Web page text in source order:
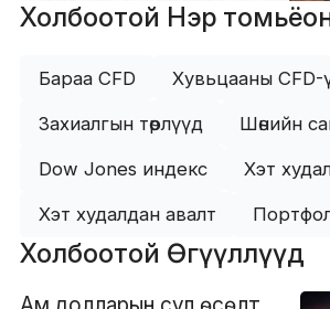
Холбоотой Нэр
Бараа CFD Хувьцааны CFD-
Захиалгын төрлүүд Шөнийн
Dow Jones индекс Хэт
Хэт худалдан авалт
Холбоотой Өгүүллүүд